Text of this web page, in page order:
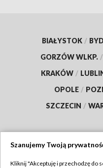
BIAŁYSTOK /
GORZÓW WLKP. /
KRAKÓW /
OPOLE /
SZCZECIN /
Szanujemy Twoją
Kliknij "Akceptuję i przechodzę do